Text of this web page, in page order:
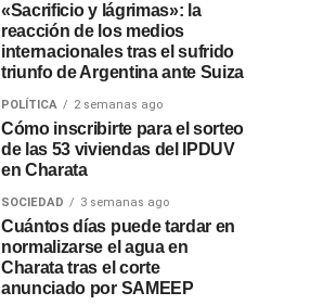
«Sacrificio y lágrimas»: la
reacción de los medios
internacionales tras el sufrido
triunfo de Argentina ante Suiza
POLÍTICA 2 semanas ago
Cómo inscribirte para el sorteo
de las 53 viviendas del IPDUV
en Charata
SOCIEDAD 3 semanas ago
Cuántos días puede tardar en
normalizarse el agua en
Charata tras el corte
anunciado por SAMEEP